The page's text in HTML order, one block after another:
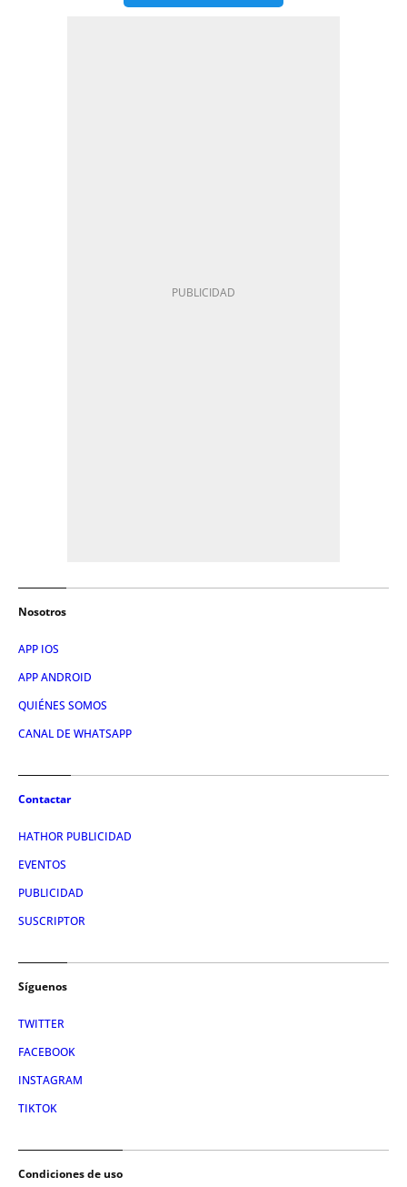
Nosotros
APP IOS
APP ANDROID
QUIÉNES SOMOS
CANAL DE WHATSAPP
Contactar
HATHOR PUBLICIDAD
EVENTOS
PUBLICIDAD
SUSCRIPTOR
Síguenos
TWITTER
FACEBOOK
INSTAGRAM
TIKTOK
Condiciones de uso